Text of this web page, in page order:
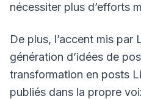
nécessiter plus d’efforts
De plus, l’accent mis par
génération d’idées de
transformation en posts
publiés dans la propre